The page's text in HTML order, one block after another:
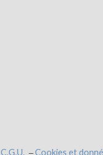
C.G.U. Cookies et